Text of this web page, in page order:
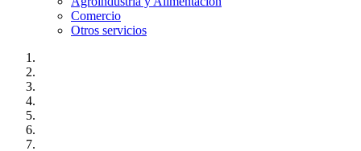
Comercio
Otros servicios